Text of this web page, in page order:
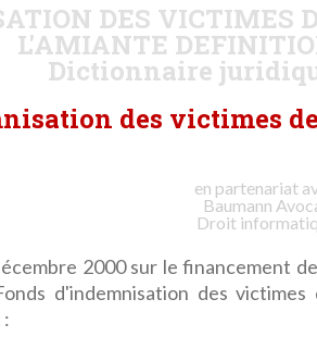
DES VICTIMES
L'AMIANTE
Dictionnaire
des victimes de
en partenariat
Baumann
Droit
2000 sur le financement
d'indemnisation des victimes